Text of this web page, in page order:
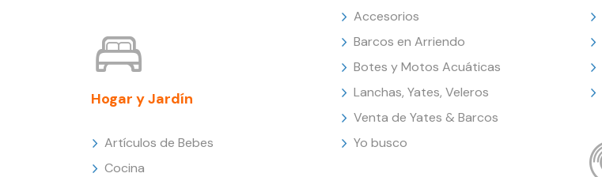
Hogar y Jardín
Artículos de Bebes
Cocina
Accesorios
Barcos en Arriendo
Botes y Motos Acuáticas
Lanchas, Yates, Veleros
Venta de Yates & Barcos
Yo busco